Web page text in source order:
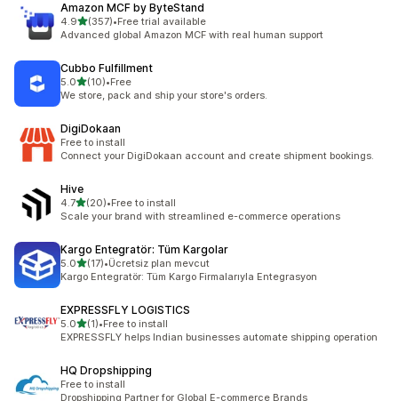
Amazon MCF by ByteStand
4.9별 5개 중
(357)
총 리뷰 357개
•Free trial available
Advanced global Amazon MCF with real human support
Cubbo Fulfillment
5.0별 5개 중
(10)
총 리뷰 10개
•Free
We store, pack and ship your store's orders.
DigiDokaan
Free to install
Connect your DigiDokaan account and create shipment bookings.
Hive
4.7별 5개 중
(20)
총 리뷰 20개
•Free to install
Scale your brand with streamlined e-commerce operations
Kargo Entegratör: Tüm Kargolar
5.0별 5개 중
(17)
총 리뷰 17개
•Ücretsiz plan mevcut
Kargo Entegratör: Tüm Kargo Firmalarıyla Entegrasyon
EXPRESSFLY LOGISTICS
5.0별 5개 중
(1)
총 리뷰 1개
•Free to install
EXPRESSFLY helps Indian businesses automate shipping operation
HQ Dropshipping
Free to install
Dropshipping Partner for Global E-commerce Brands